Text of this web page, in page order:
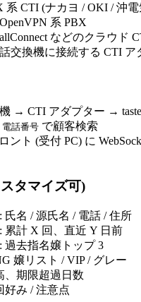
系 CTI (ナカヨ / OKI / 沖
系 PBX
などのクラウド
交換機に接続する CTI ア
→ CTI アダプター →
電話番号 で顧客検索
ント (受付 PC) に
タマイズ可)
氏名 / 源氏名 / 電話 / 住所
累計 X 回、直近 Y 日前
過去指名嬢トップ 3
嬢リスト / VIP / グレー
、期限超過日数
好み / 注意点